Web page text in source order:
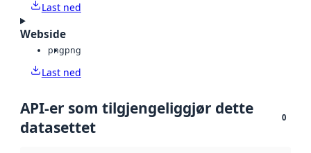
Last ned
Webside
pngpng
Last ned
API-er som tilgjengeliggjør dette
datasettet
0